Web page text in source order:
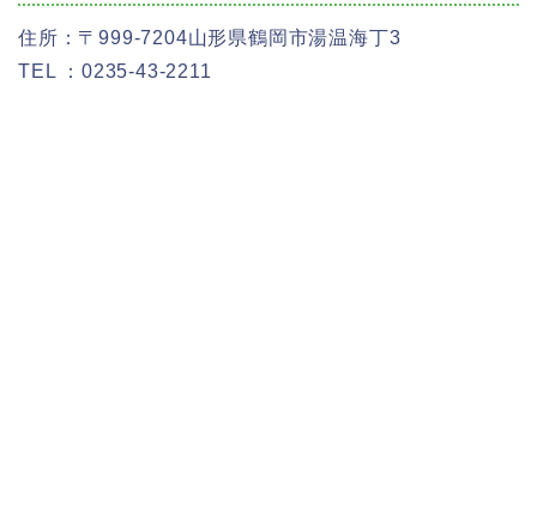
住所：〒999-7204山形県鶴岡市湯温海丁3
TEL ：0235-43-2211